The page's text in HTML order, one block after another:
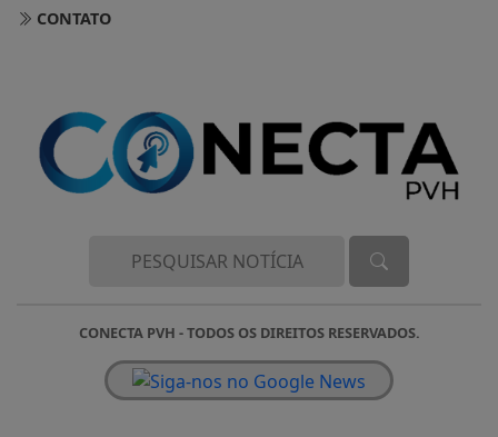
CONTATO
CONECTA PVH - TODOS OS DIREITOS RESERVADOS.